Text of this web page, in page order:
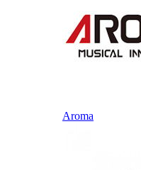
Aroma